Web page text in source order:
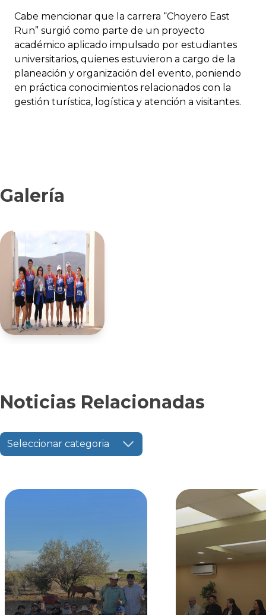
Cabe mencionar que la carrera “Choyero East
Run” surgió como parte de un proyecto
académico aplicado impulsado por estudiantes
universitarios, quienes estuvieron a cargo de la
planeación y organización del evento, poniendo
en práctica conocimientos relacionados con la
gestión turística, logística y atención a visitantes.
Galería
Noticias Relacionadas
Seleccionar categoria